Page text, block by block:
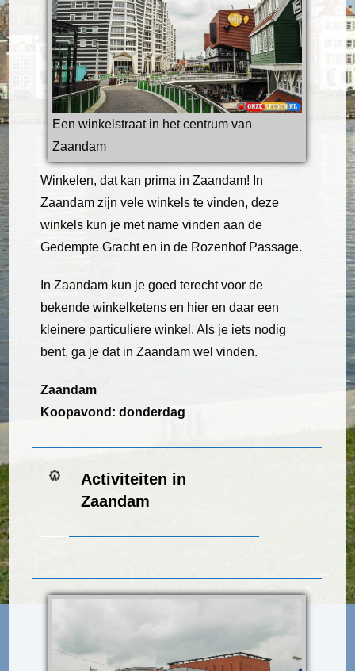
Een winkelstraat in het centrum van
Zaandam
Winkelen, dat kan prima in Zaandam! In
Zaandam zijn vele winkels te vinden, deze
winkels kun je met name vinden aan de
Gedempte Gracht en in de Rozenhof Passage.
In Zaandam kun je goed terecht voor de
bekende winkelketens en hier en daar een
kleinere particuliere winkel. Als je iets nodig
bent, ga je dat in Zaandam wel vinden.
Zaandam
Koopavond: donderdag
Activiteiten in
Zaandam